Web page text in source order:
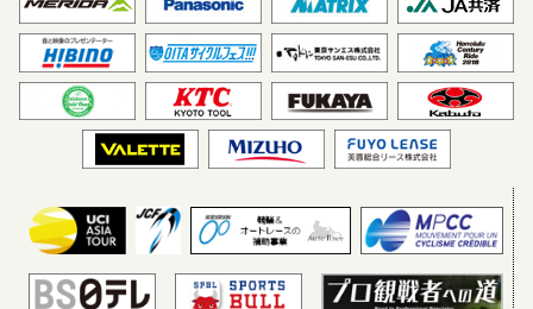
愛三工業レーシングチーム
JLTコンドール（イギリ
ス）
シマノレーシングチーム
チームブリヂストンサイク
リング